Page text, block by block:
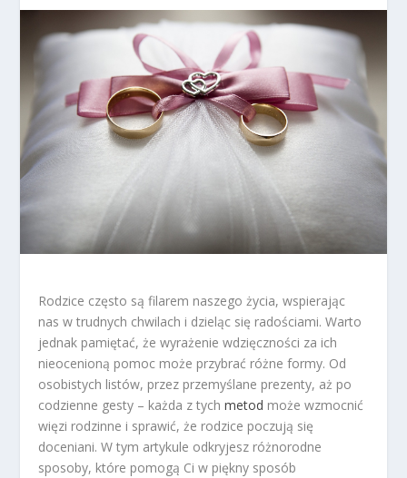
Rodzice często są filarem naszego życia, wspierając
nas w trudnych chwilach i dzieląc się radościami. Warto
jednak pamiętać, że wyrażenie wdzięczności za ich
nieocenioną pomoc może przybrać różne formy. Od
osobistych listów, przez przemyślane prezenty, aż po
codzienne gesty – każda z tychmetod może wzmocnić
więzi rodzinne i sprawić, że rodzice poczują się
doceniani. W tym artykule odkryjesz różnorodne
sposoby, które pomogą Ci w piękny sposób